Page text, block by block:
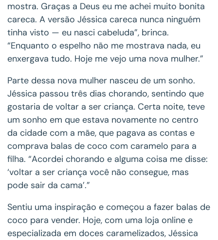
mostra. Graças a Deus eu me achei muito bonita
careca. A versão Jéssica careca nunca ninguém
tinha visto — eu nasci cabeluda”, brinca.
“Enquanto o espelho não me mostrava nada, eu
enxergava tudo. Hoje me vejo uma nova mulher.”
Parte dessa nova mulher nasceu de um sonho.
Jéssica passou três dias chorando, sentindo que
gostaria de voltar a ser criança. Certa noite, teve
um sonho em que estava novamente no centro
da cidade com a mãe, que pagava as contas e
comprava balas de coco com caramelo para a
filha. “Acordei chorando e alguma coisa me disse:
‘voltar a ser criança você não consegue, mas
pode sair da cama’.”
Sentiu uma inspiração e começou a fazer balas de
coco para vender. Hoje, com uma loja online e
especializada em doces caramelizados, Jéssica